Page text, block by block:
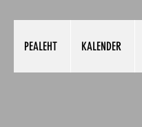
PEALEHT KALENDER